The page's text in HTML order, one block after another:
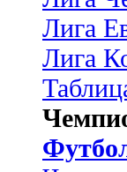
Лига
Лига